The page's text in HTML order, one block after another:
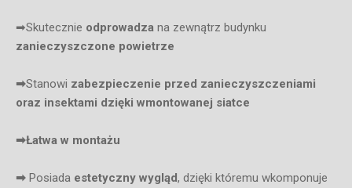
➡Skutecznie odprowadza na zewnątrz budynku
zanieczyszczone powietrze
➡Stanowi zabezpieczenie przed zanieczyszczeniami
oraz insektami dzięki wmontowanej siatce
➡Łatwa w montażu
➡ Posiada estetyczny wygląd, dzięki któremu wkomponuje